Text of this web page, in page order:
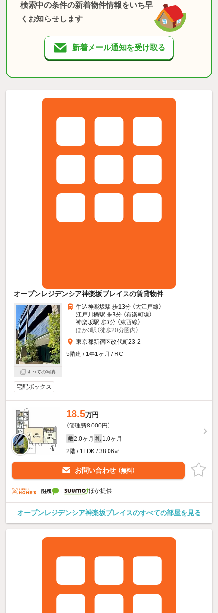
検索中の条件の新着物件情報をいち早
くお知らせします
新着メール通知を受け取る
オープンレジデンシア神楽坂プレイスの賃貸物件
すべての写真
牛込神楽坂駅 歩13分 （大江戸線）
江戸川橋駅 歩3分 （有楽町線）
神楽坂駅 歩7分 （東西線）
ほか3駅（徒歩20分圏内）
東京都新宿区改代町23-2
5階建 / 1年1ヶ月 / RC
宅配ボックス
18.5万円
（管理費8,000円）
敷 2.0ヶ月 礼 1.0ヶ月
2階 / 1LDK / 38.06㎡
お問い合わせ （無料）
ほか提供
オープンレジデンシア神楽坂プレイスのすべての部屋を見る